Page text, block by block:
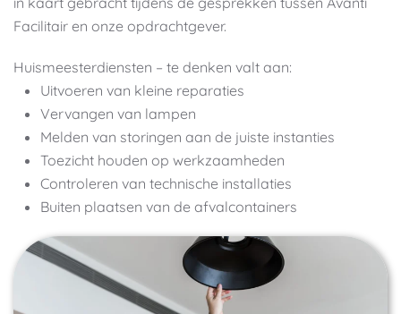
Facilitair en onze opdrachtgever.
Huismeesterdiensten – te denken valt aan:
Uitvoeren van kleine reparaties
Vervangen van lampen
Melden van storingen aan de juiste instanties
Toezicht houden op werkzaamheden
Controleren van technische installaties
Buiten plaatsen van de afvalcontainers